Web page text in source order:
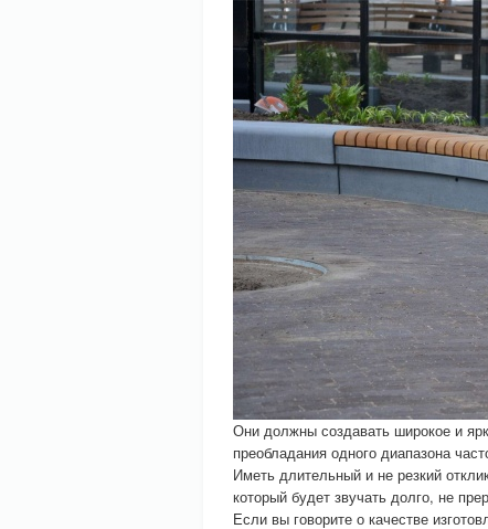
Они должны создавать широкое и
преобладания одного диапазона
Иметь длительный и не резкий
который будет звучать долго, не
Если вы говорите о качестве